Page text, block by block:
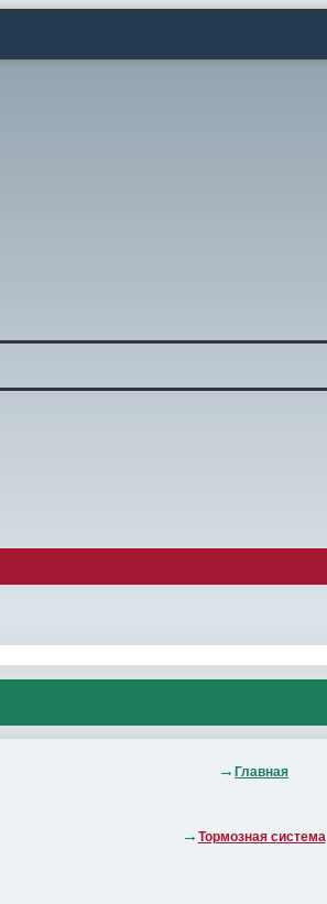
Главная
Тормозная система